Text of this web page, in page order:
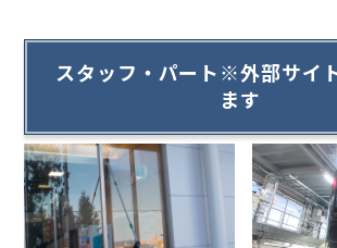
スタッフ・パート※外部サイ
ます